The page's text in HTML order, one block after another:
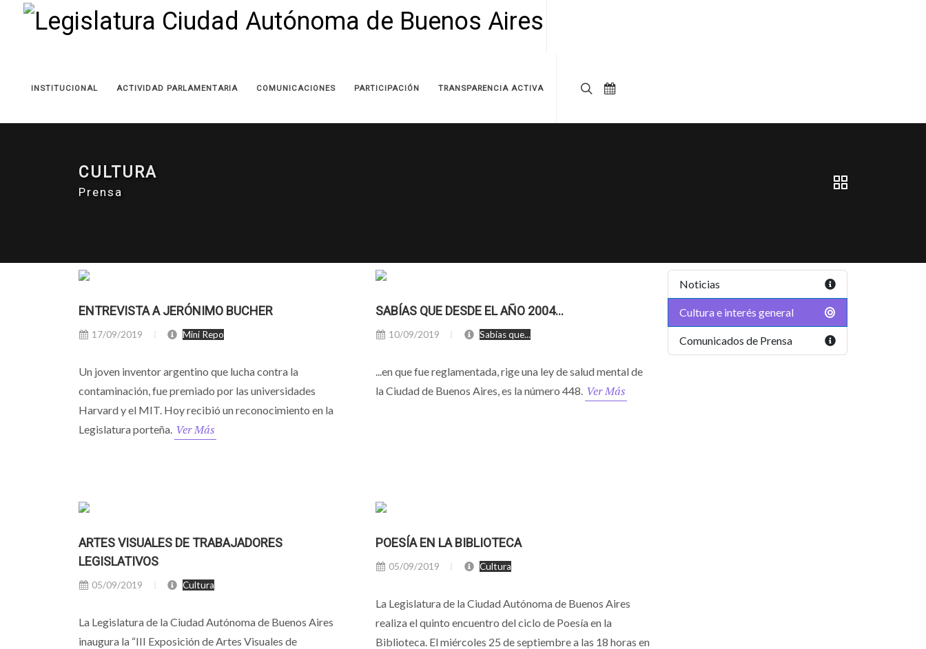
INSTITUCIONAL ACTIVIDAD PARLAMENTARIA COMUNICACIONES PARTICIPACIÓN TRANSPARENCIA ACTIVA
CULTURA
Prensa
ENTREVISTA A JERÓNIMO BUCHER
17/09/2019 Mini Repo
Un joven inventor argentino que lucha contra la
contaminación, fue premiado por las universidades
Harvard y el MIT. Hoy recibió un reconocimiento en la
Legislatura porteña. Ver Más
SABÍAS QUE DESDE EL AÑO 2004...
10/09/2019 Sabías que...
...en que fue reglamentada, rige una ley de salud mental de
la Ciudad de Buenos Aires, es la número 448. Ver Más
ARTES VISUALES DE TRABAJADORES
LEGISLATIVOS
05/09/2019 Cultura
La Legislatura de la Ciudad Autónoma de Buenos Aires
inaugura la “III Exposición de Artes Visuales de
POESÍA EN LA BIBLIOTECA
05/09/2019 Cultura
La Legislatura de la Ciudad Autónoma de Buenos Aires
realiza el quinto encuentro del ciclo de Poesía en la
Biblioteca. El miércoles 25 de septiembre a las 18 horas en
Noticias
Cultura e interés general
Comunicados de Prensa